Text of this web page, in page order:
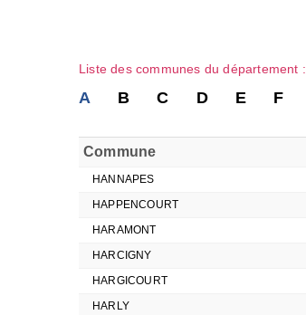
Liste des communes du département :
A B C D E F
Commune
HANNAPES
HAPPENCOURT
HARAMONT
HARCIGNY
HARGICOURT
HARLY